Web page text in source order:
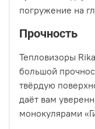
погружение на
Прочность
Тепловизоры
большой
твёрдую
даёт вам
монокулярами